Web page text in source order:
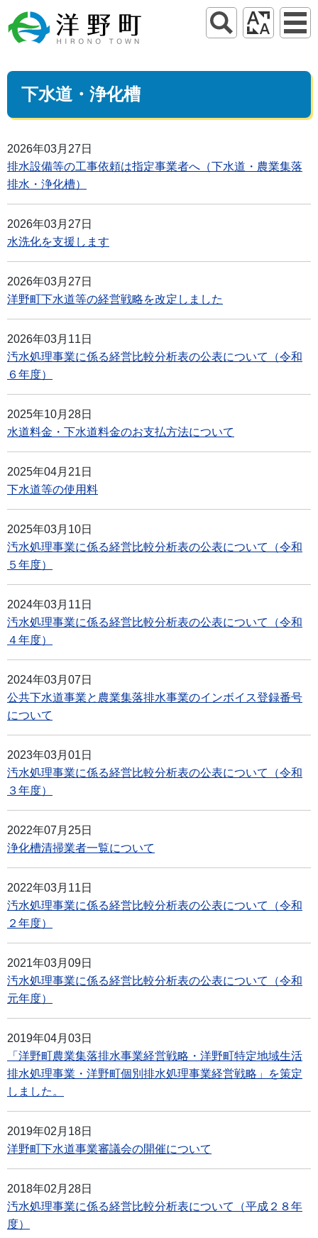
下水道・浄化槽
2026年03月27日
排水設備等の工事依頼は指定事業者へ（下水道・農業集落
排水・浄化槽）
2026年03月27日
水洗化を支援します
2026年03月27日
洋野町下水道等の経営戦略を改定しました
2026年03月11日
汚水処理事業に係る経営比較分析表の公表について（令和
６年度）
2025年10月28日
水道料金・下水道料金のお支払方法について
2025年04月21日
下水道等の使用料
2025年03月10日
汚水処理事業に係る経営比較分析表の公表について（令和
５年度）
2024年03月11日
汚水処理事業に係る経営比較分析表の公表について（令和
４年度）
2024年03月07日
公共下水道事業と農業集落排水事業のインボイス登録番号
について
2023年03月01日
汚水処理事業に係る経営比較分析表の公表について（令和
３年度）
2022年07月25日
浄化槽清掃業者一覧について
2022年03月11日
汚水処理事業に係る経営比較分析表の公表について（令和
２年度）
2021年03月09日
汚水処理事業に係る経営比較分析表の公表について（令和
元年度）
2019年04月03日
「洋野町農業集落排水事業経営戦略・洋野町特定地域生活
排水処理事業・洋野町個別排水処理事業経営戦略」を策定
しました。
2019年02月18日
洋野町下水道事業審議会の開催について
2018年02月28日
汚水処理事業に係る経営比較分析表について（平成２８年
度）